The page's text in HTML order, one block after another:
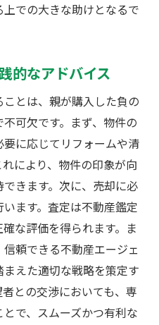
ための重要ポイント
却するための計画
ラブルを防ぐ方法
最適な不動産売却時期
の賢い処分法
での大きな助けとなるで
的なアドバイス
とは、親が購入した負の
可欠です。まず、物件の
に応じてリフォームや清
により、物件の印象が向
きます。次に、売却に必
ます。査定は不動産鑑定
な評価を得られます。ま
頼できる不動産エージェ
えた適切な戦略を策定す
との交渉においても、専
で、スムーズかつ有利な